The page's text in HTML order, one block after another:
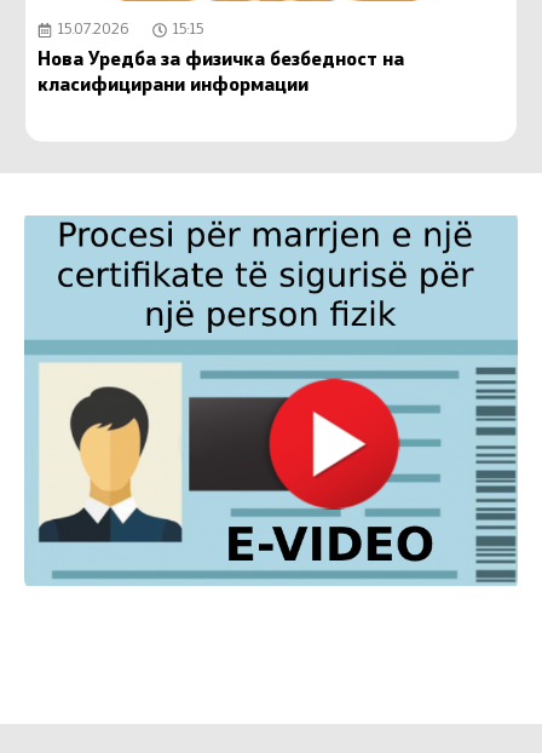
15.07.2026 15:15
Нова Уредба за физичка безбедност на
класифицирани информации